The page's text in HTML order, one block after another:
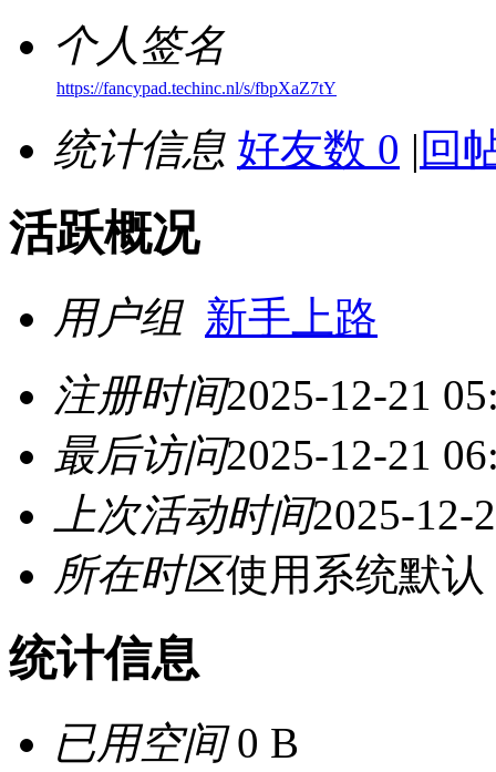
个人签名
https://fancypad.techinc.nl/s/fbpXaZ7tY
统计信息 好友数 0 | 回
活跃概况
用户组 新手上路
注册时间2025-12-21
最后访问2025-12-21
上次活动时间2025-12-
所在时区使用系统默认
统计信息
已用空间0 B